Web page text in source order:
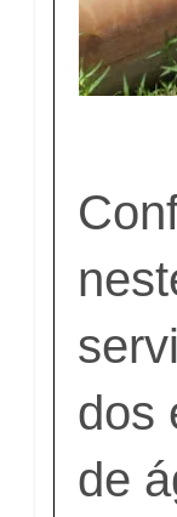
dos
de